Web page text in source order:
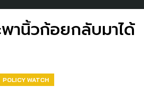
านิ้วก้อยกลับมาได้
POLICY WATCH